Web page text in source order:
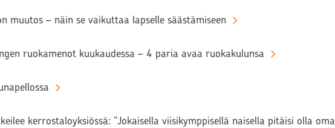
muutos – näin se vaikuttaa lapselle säästämiseen
ruokamenot kuukaudessa – 4 paria avaa ruokakulunsa
kerrostaloyksiössä: ”Jokaisella viisikymppisellä naisella pitäisi olla oma